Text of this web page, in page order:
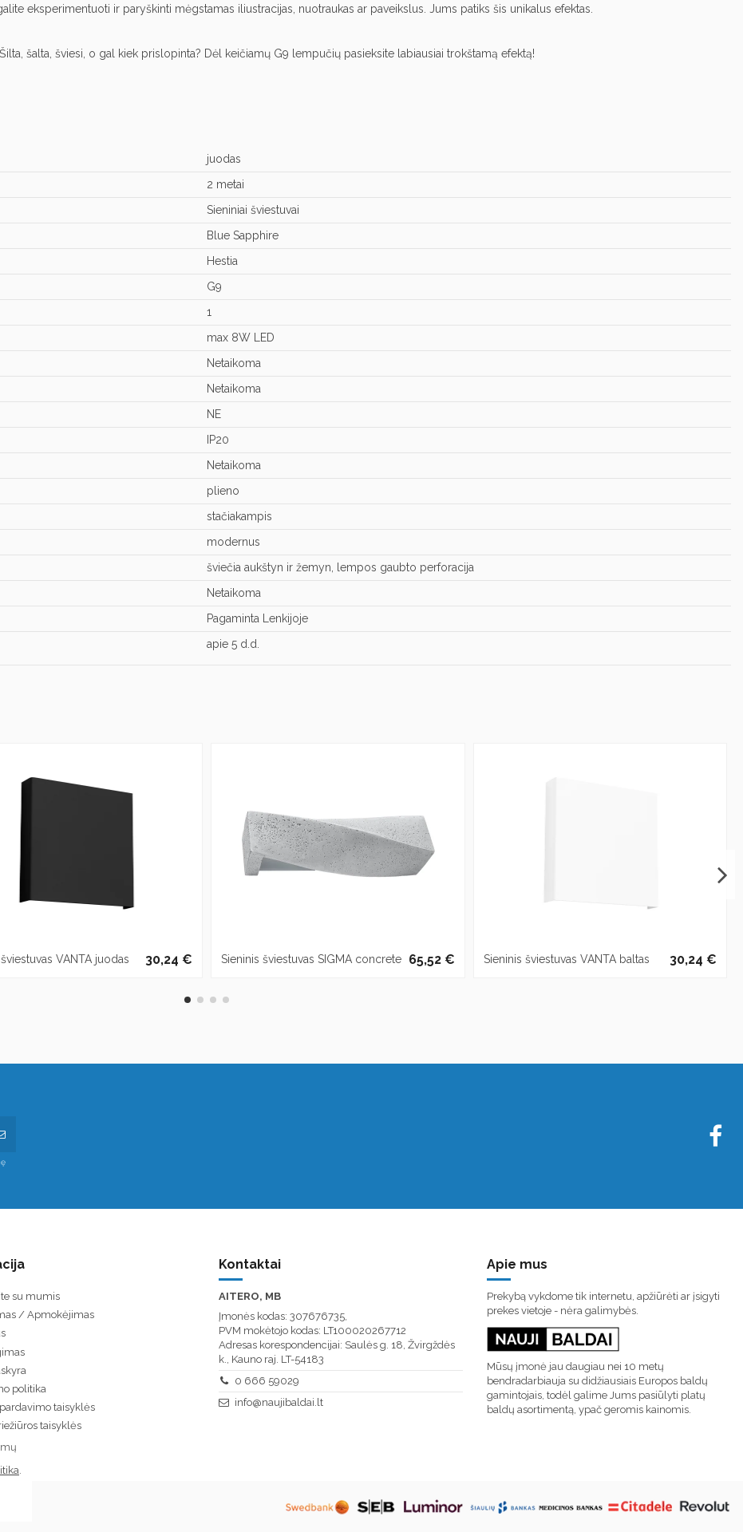
eksperimentuoti ir paryškinti mėgstamas iliustracijas, nuotraukas ar paveikslus. Jums patiks šis unikalus efektas.
šalta, šviesi, o gal kiek prislopinta? Dėl keičiamų G9 lempučių pasieksite labiausiai trokštamą efektą!
juodas
2 metai
Sieniniai šviestuvai
Blue Sapphire
Hestia
G9
1
max 8W LED
Netaikoma
Netaikoma
NE
IP20
Netaikoma
plieno
stačiakampis
modernus
šviečia aukštyn ir žemyn, lempos gaubto perforacija
Netaikoma
Pagaminta Lenkijoje
apie 5 d.d.
VANTA juodas 30,24 € Sieninis šviestuvas SIGMA concrete 65,52 € Sieninis šviestuvas VANTA baltas 30,24 €
su mumis
/ Apmokėjimas
politika
taisyklės
taisyklės
Kontaktai
AITERO, MB
Įmonės kodas: 307676735,
PVM mokėtojo kodas: LT100020267712
Adresas korespondencijai: Saulės g. 18, Žvirgždės
k., Kauno raj. LT-54183
0 666 59029
info@naujibaldai.lt
Apie mus
Prekybą vykdome tik internetu, apžiūrėti ar įsigyti
prekes vietoje - nėra galimybės.
Mūsų įmonė jau daugiau nei 10 metų
bendradarbiauja su didžiausiais Europos baldų
gamintojais, todėl galime Jums pasiūlyti platų
baldų asortimentą, ypač geromis kainomis.